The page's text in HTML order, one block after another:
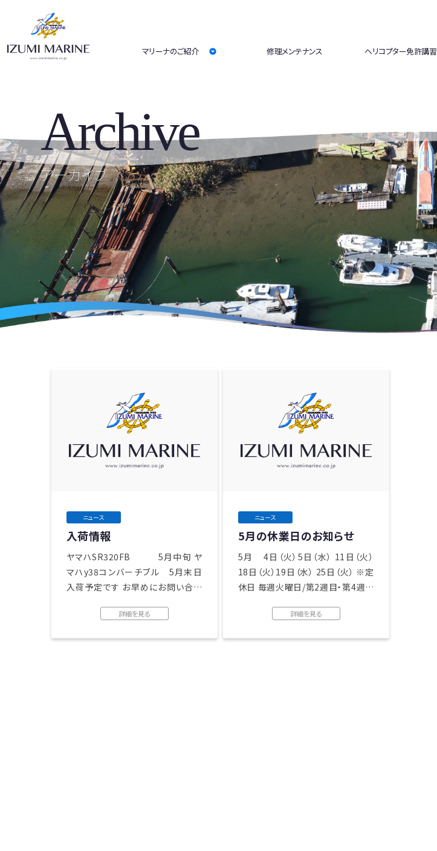
マリーナのご紹介 修理メンテナンス ヘリコプター免許講習
Archive
アーカイブ
ニュース
入荷情報
ヤマハSR320FB 5月中旬 ヤ
マハy38コンバーチブル 5月末日
入荷予定です お早めにお問い合わ
詳細を見る
ニュース
5月の休業日のお知らせ
5月 4日（火）5日（水） 11日（火）
18日（火）19日（水） 25日（火） ※定
休日 毎週火曜日/第2週目・第4週目
詳細を見る